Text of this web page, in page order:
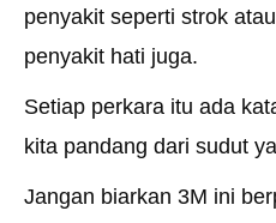
penyakit seperti strok
penyakit hati juga.
Setiap perkara itu ada
kita pandang dari sudut
Jangan biarkan 3M ini